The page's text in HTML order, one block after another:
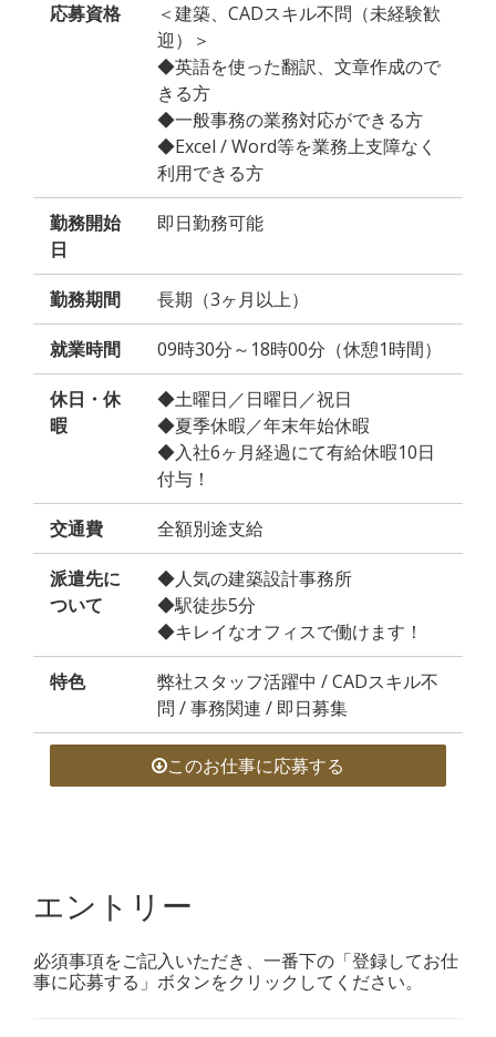
応募資格
＜建築、CADスキル不問（未経験歓
迎）＞
◆英語を使った翻訳、文章作成ので
きる方
◆一般事務の業務対応ができる方
◆Excel / Word等を業務上支障なく
利用できる方
勤務開始
日
即日勤務可能
勤務期間 長期（3ヶ月以上）
就業時間 09時30分～18時00分（休憩1時間）
休日・休
暇
◆土曜日／日曜日／祝日
◆夏季休暇／年末年始休暇
◆入社6ヶ月経過にて有給休暇10日
付与！
交通費 全額別途支給
派遣先に
ついて
◆人気の建築設計事務所
◆駅徒歩5分
◆キレイなオフィスで働けます！
特色
弊社スタッフ活躍中 / CADスキル不
問 / 事務関連 / 即日募集
このお仕事に応募する
エントリー
必須事項をご記入いただき、一番下の「登録してお仕
事に応募する」ボタンをクリックしてください。